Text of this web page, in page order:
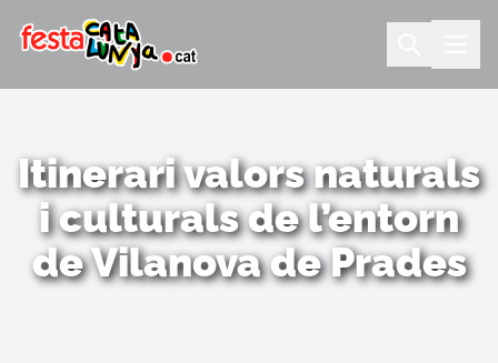
Itinerari valors naturals
i culturals de l’entorn
de Vilanova de Prades